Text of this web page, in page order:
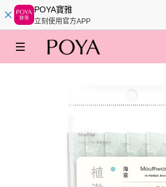
POYA寶雅
立刻使用官方APP